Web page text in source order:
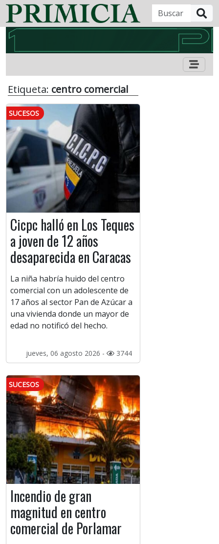
Etiqueta: centro comercial
SUCESOS
Cicpc halló en Los Teques
a joven de 12 años
desaparecida en Caracas
La niña habría huido del centro
comercial con un adolescente de
17 años al sector Pan de Azúcar a
una vivienda donde un mayor de
edad no notificó del hecho.
jueves, 06 agosto 2026 - 3744
SUCESOS
Incendio de gran
magnitud en centro
comercial de Porlamar